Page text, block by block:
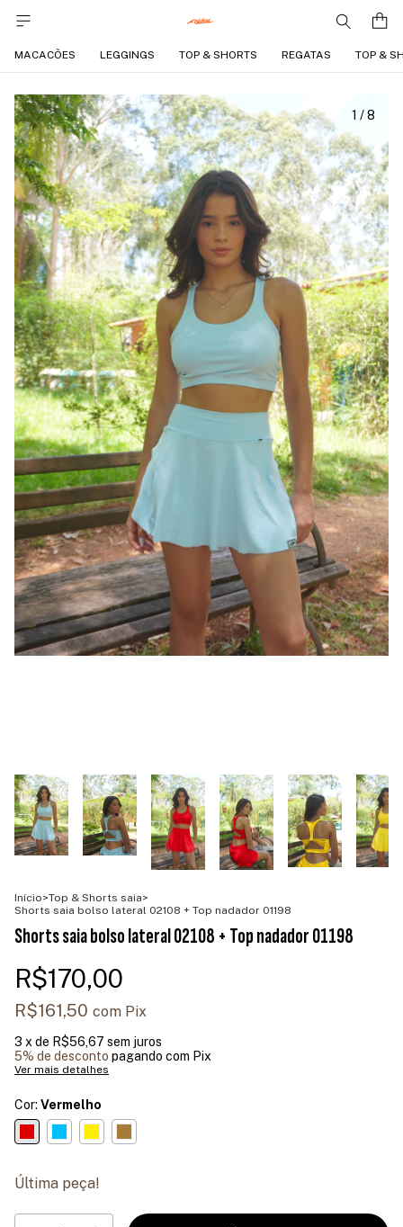
MACACÕES LEGGINGS TOP & SHORTS REGATAS TOP &
1 /8
Início>Top & Shorts saia>
Shorts saia bolso lateral 02108 + Top nadador 01198
Shorts saia bolso lateral 02108 + Top nadador 01198
R$170,00
R$161,50 com Pix
3 x de R$56,67 sem juros
5% de desconto pagando com Pix
Ver mais detalhes
Cor: Vermelho
Última peça!